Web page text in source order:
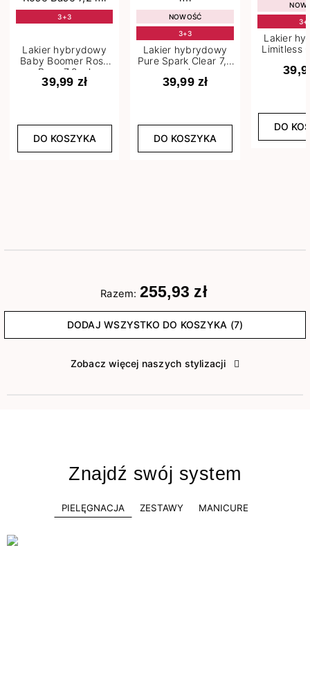
3+3
Lakier hybrydowy
Baby Boomer Rose
Base 7,2 ml
39,99 zł
DO KOSZYKA
NOWOŚĆ
3+3
Lakier hybrydowy
Pure Spark Clear 7,2
ml
39,99 zł
DO KOSZYKA
Lakier
Limitless
DO
Razem: 255,93 zł
DODAJ WSZYSTKO DO KOSZYKA (7)
Zobacz więcej naszych stylizacji
Znajdź swój system
PIELĘGNACJA ZESTAWY MANICURE